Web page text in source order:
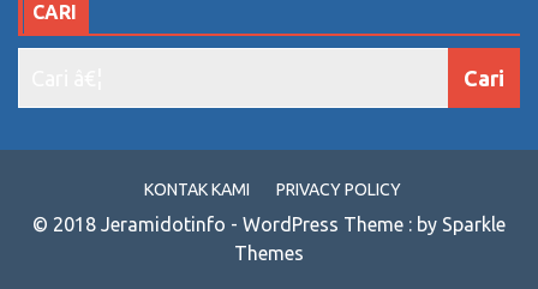
CARI
KONTAK KAMI PRIVACY POLICY
© 2018 Jeramidotinfo - WordPress Theme : by Sparkle
Themes